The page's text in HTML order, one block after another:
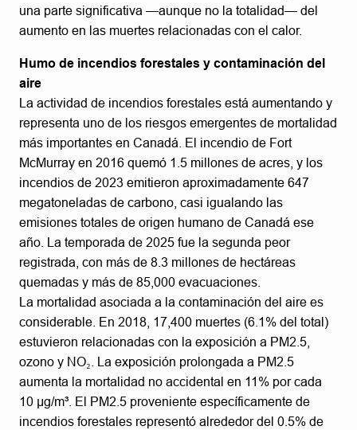
una parte significativa —aunque no la totalidad— del
aumento en las muertes relacionadas con el calor.
Humo de incendios forestales y contaminación del
aire
La actividad de incendios forestales está aumentando y
representa uno de los riesgos emergentes de mortalidad
más importantes en Canadá. El incendio de Fort
McMurray en 2016 quemó 1.5 millones de acres, y los
incendios de 2023 emitieron aproximadamente 647
megatoneladas de carbono, casi igualando las
emisiones totales de origen humano de Canadá ese
año. La temporada de 2025 fue la segunda peor
registrada, con más de 8.3 millones de hectáreas
quemadas y más de 85,000 evacuaciones.
La mortalidad asociada a la contaminación del aire es
considerable. En 2018, 17,400 muertes (6.1% del total)
estuvieron relacionadas con la exposición a PM2.5,
ozono y NO₂. La exposición prolongada a PM2.5
aumenta la mortalidad no accidental en 11% por cada
10 µg/m³. El PM2.5 proveniente específicamente de
incendios forestales representó alrededor del 0.5% de